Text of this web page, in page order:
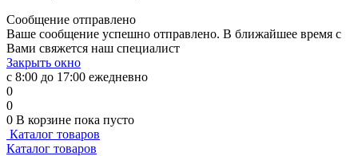
Сообщение отправлено
Ваше сообщение успешно отправлено. В ближайшее время с
Вами свяжется наш специалист
Закрыть окно
с 8:00 до 17:00 ежедневно
0
0
0 В корзине пока пусто
Каталог товаров
Каталог товаров